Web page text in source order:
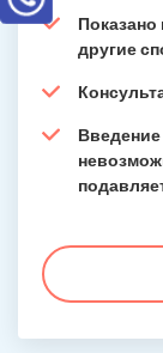
другие